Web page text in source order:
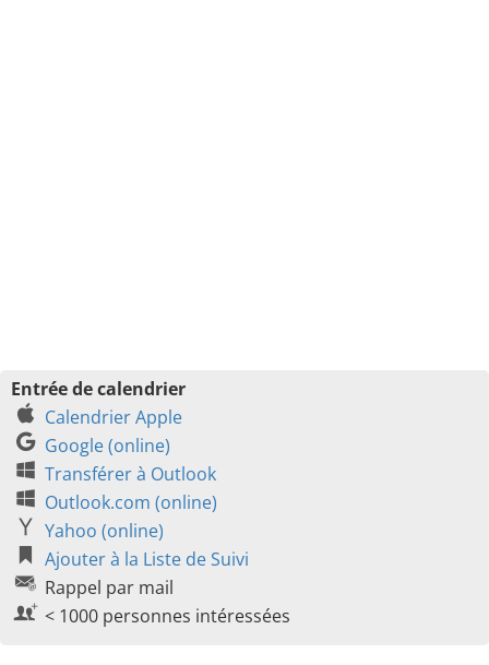
Entrée de calendrier
Calendrier Apple
Google (online)
Transférer à Outlook
Outlook.com (online)
Yahoo (online)
Ajouter à la Liste de Suivi
Rappel par mail
< 1000 personnes intéressées